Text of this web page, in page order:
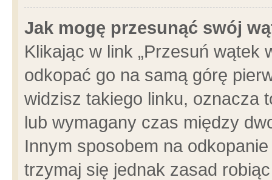
Jak mogę przesunąć swój
Klikając w link „Przesuń wątek
odkopać go na samą górę
widzisz takiego linku, oznacza
lub wymagany czas między
Innym sposobem na
trzymaj się jednak zasad